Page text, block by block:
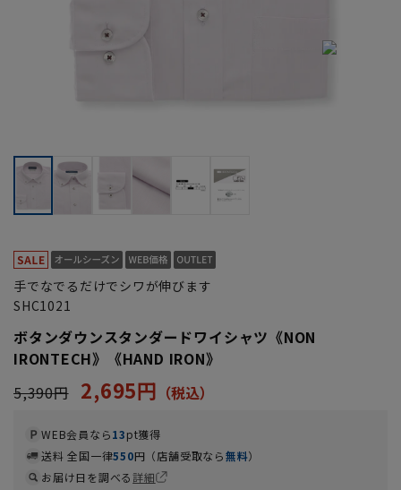
手でなでるだけでシワが伸びます
SHC1021
ボタンダウンスタンダードワイシャツ《NON
IRONTECH》《HAND IRON》
5,390円 2,695円
WEB会員なら13pt獲得
送料 全国一律550円（店舗受取なら無料）
お届け日を調べる詳細